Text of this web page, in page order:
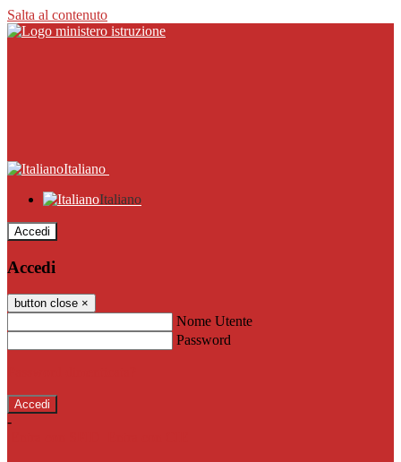
Salta al contenuto
Italiano
Italiano
Accedi
Accedi
button close ×
Nome Utente
Password
-